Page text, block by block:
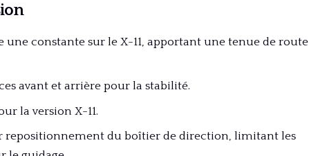
une constante sur le X-11, apportant une tenue de route
avant et arrière pour la stabilité.
la version X-11.
repositionnement du boîtier de direction, limitant les